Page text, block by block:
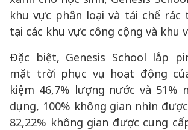
khu vực phân loại và tái chế rác
tại các khu vực công cộng và khu
Đặc biệt, Genesis School lắp
mặt trời phục vụ hoạt động
kiệm 46,7% lượng nước và 51%
dụng, 100% không gian nhìn
82,22% không gian được cung